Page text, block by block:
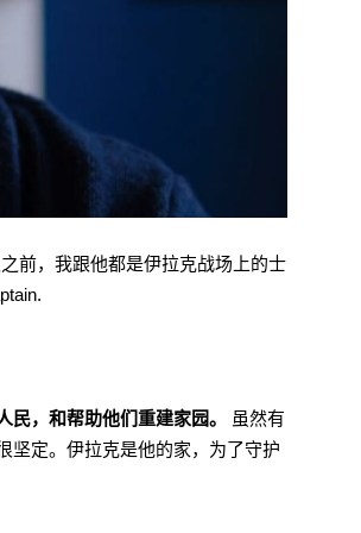
前，我跟他都是伊拉克战场上的士
民，和帮助他们重建家园。
虽然有
坚定。伊拉克是他的家，为了守护